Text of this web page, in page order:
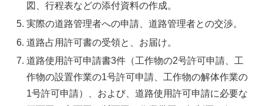
図、行程表などの添付資料の作成。
実際の道路管理者への申請、道路管理者との交渉。
道路占用許可書の受領と、お届け。
道路使用許可申請書3件（工作物の2号許可申請、工
作物の設置作業の1号許可申請、工作物の解体作業の
1号許可申請）、および、道路使用許可申請に必要な